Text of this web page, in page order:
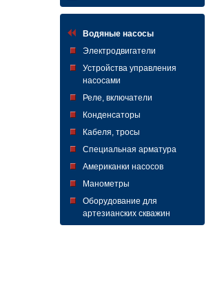
Водяные насосы
Электродвигатели
Устройства управления
насосами
Реле, включатели
Конденсаторы
Кабеля, тросы
Специальная арматура
Американки насосов
Манометры
Оборудование для
артезианских скважин